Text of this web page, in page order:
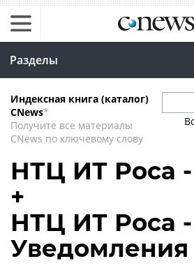
Разделы
Индексная книга (каталог)
CNews*
Получите все материалы
CNews по ключевому слову
НТЦ ИТ Роса
+
НТЦ ИТ Роса
Уведомления